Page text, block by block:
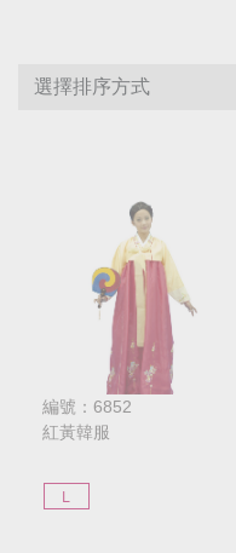
選擇排序方式
編號：6852
紅黃韓服
L